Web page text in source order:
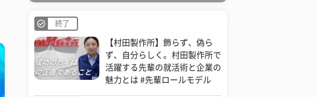
終了
【村田製作所】飾らず、偽ら
ず、自分らしく。村田製作所で
活躍する先輩の就活術と企業の
魅力とは #先輩ロールモデル